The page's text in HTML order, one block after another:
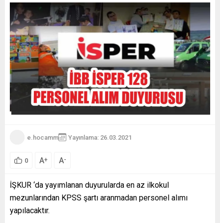
e.hocamm Yayınlama: 26.03.2021
0 A+ A-
İŞKUR ‘da yayımlanan duyurularda en az ilkokul
mezunlarından KPSS şartı aranmadan personel alımı
yapılacaktır.